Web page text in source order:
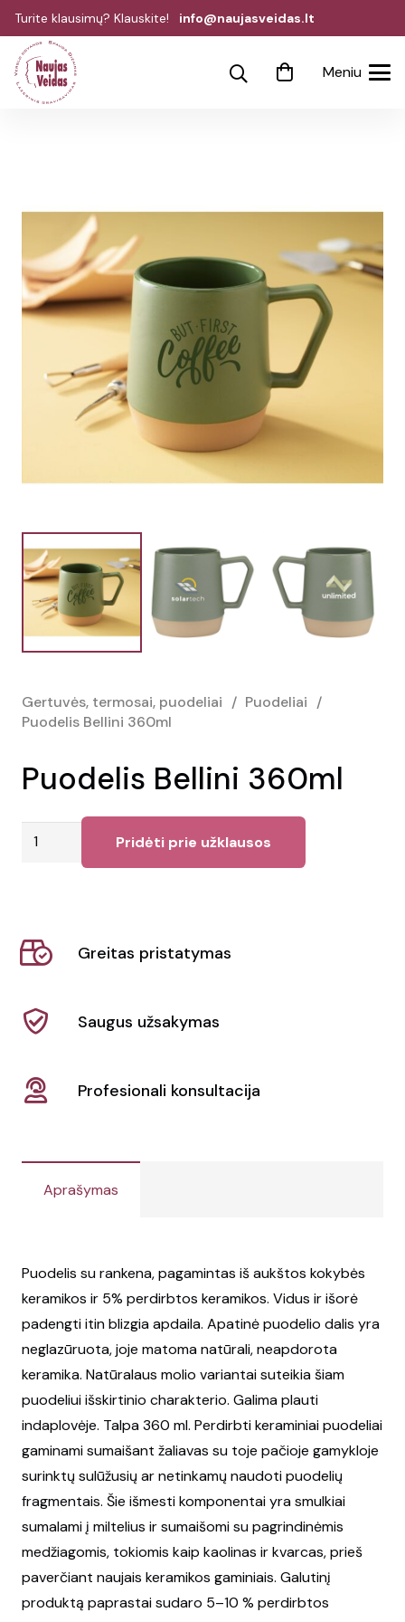
Turite klausimų? Klauskite! info@naujasveidas.lt
Meniu
Gertuvės, termosai, puodeliai / Puodeliai /
Puodelis Bellini 360ml
Puodelis Bellini 360ml
produkto
Pridėti prie užklausos
Greitas pristatymas
Saugus užsakymas
Profesionali konsultacija
Aprašymas
Puodelis su rankena, pagamintas iš aukštos kokybės
keramikos ir 5% perdirbtos keramikos. Vidus ir išorė
padengti itin blizgia apdaila. Apatinė puodelio dalis yra
neglazūruota, joje matoma natūrali, neapdorota
keramika. Natūralaus molio variantai suteikia šiam
puodeliui išskirtinio charakterio. Galima plauti
indaplovėje. Talpa 360 ml. Perdirbti keraminiai puodeliai
gaminami sumaišant žaliavas su toje pačioje gamykloje
surinktų sulūžusių ar netinkamų naudoti puodelių
fragmentais. Šie išmesti komponentai yra smulkiai
sumalami į miltelius ir sumaišomi su pagrindinėmis
medžiagomis, tokiomis kaip kaolinas ir kvarcas, prieš
paverčiant naujais keramikos gaminiais. Galutinį
produktą paprastai sudaro 5–10 % perdirbtos